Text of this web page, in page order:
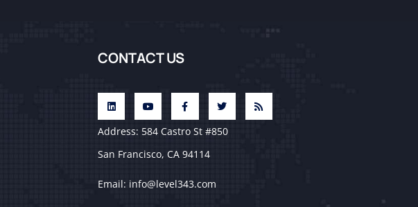
CONTACT US
Address: 584 Castro St #850
San Francisco, CA 94114
Email: info@level343.com